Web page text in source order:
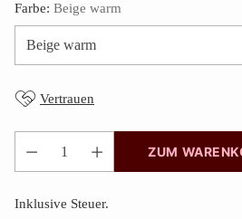
Farbe: Beige warm
Vertrauen
Anzahl
ZUM
Inklusive Steuer.